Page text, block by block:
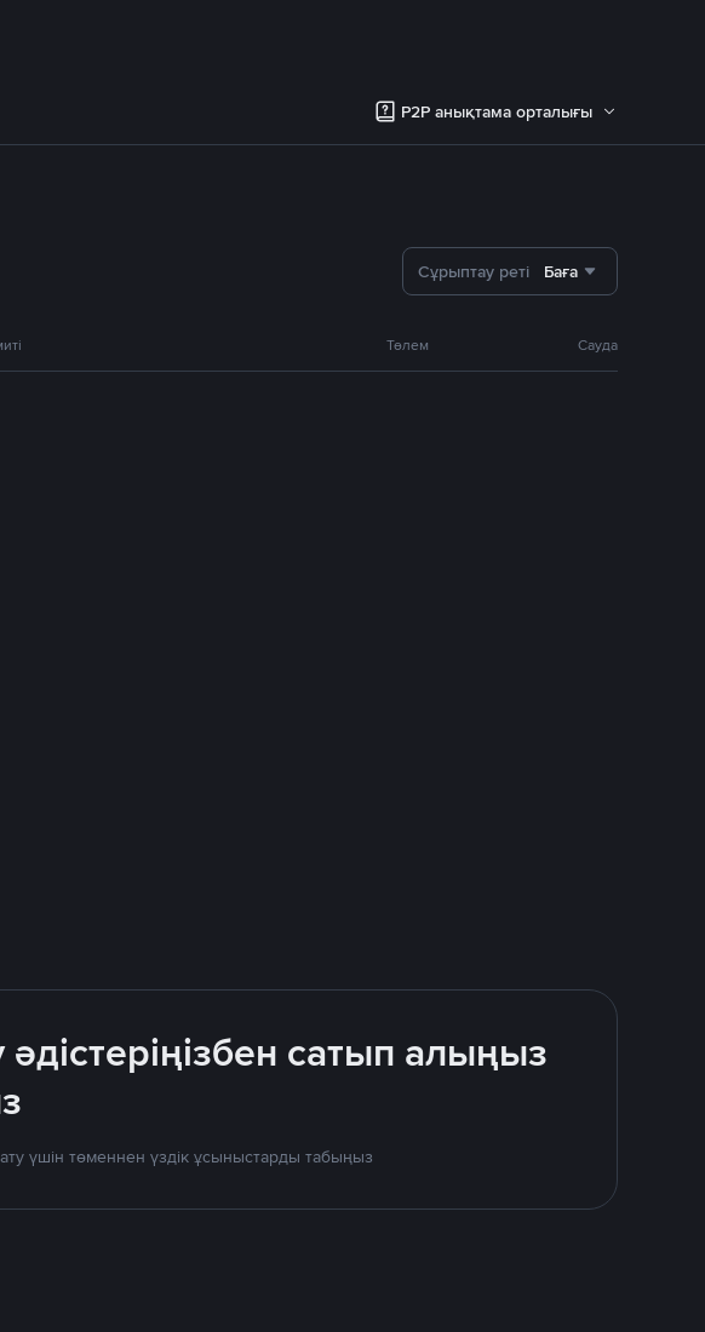
P2P анықтама орталығы
Сұрыптау реті Баға
Төлем Сауда
сатып алыңыз
үшін төменнен үздік ұсыныстарды табыңыз